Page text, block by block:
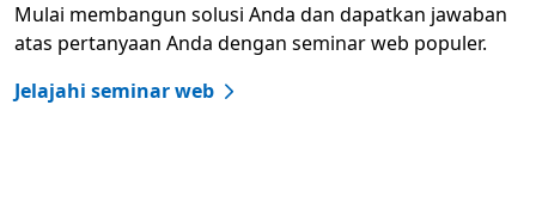
Mulai membangun solusi Anda dan dapatkan jawaban
atas pertanyaan Anda dengan seminar web populer.
Jelajahi seminar web